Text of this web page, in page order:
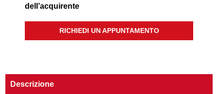
dell’acquirente
RICHIEDI UN APPUNTAMENTO
Descrizione